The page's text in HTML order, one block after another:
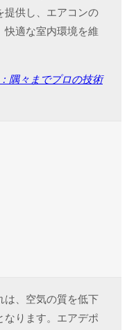
提供し、エアコンの
快適な室内環境を維
隅々までプロの技術
は、空気の質を低下
なります。エアデポ